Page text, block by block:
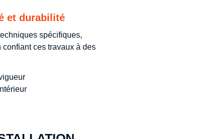
et durabilité
spécifiques,
ces travaux à des